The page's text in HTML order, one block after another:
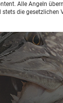
Alle Angeln
die